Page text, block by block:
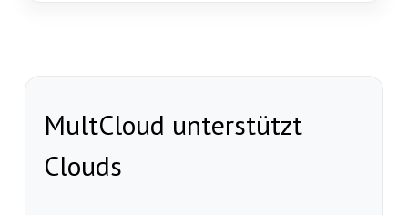
MultCloud unterstützt
Clouds